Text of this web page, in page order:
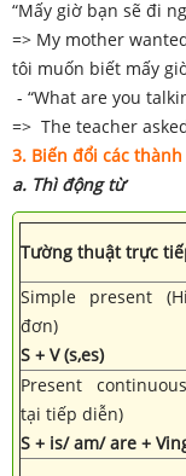
“Mấy giờ bạn sẽ đi
=> My mother
tôi muốn biết mấy
- “What are you
=> The teacher
3. Biến đổi các
a. Thì động từ
Tường thuật trực
Simple present
đơn)
S + V (s,es)
Present
tại tiếp diễn)
S + is/ am/ are +